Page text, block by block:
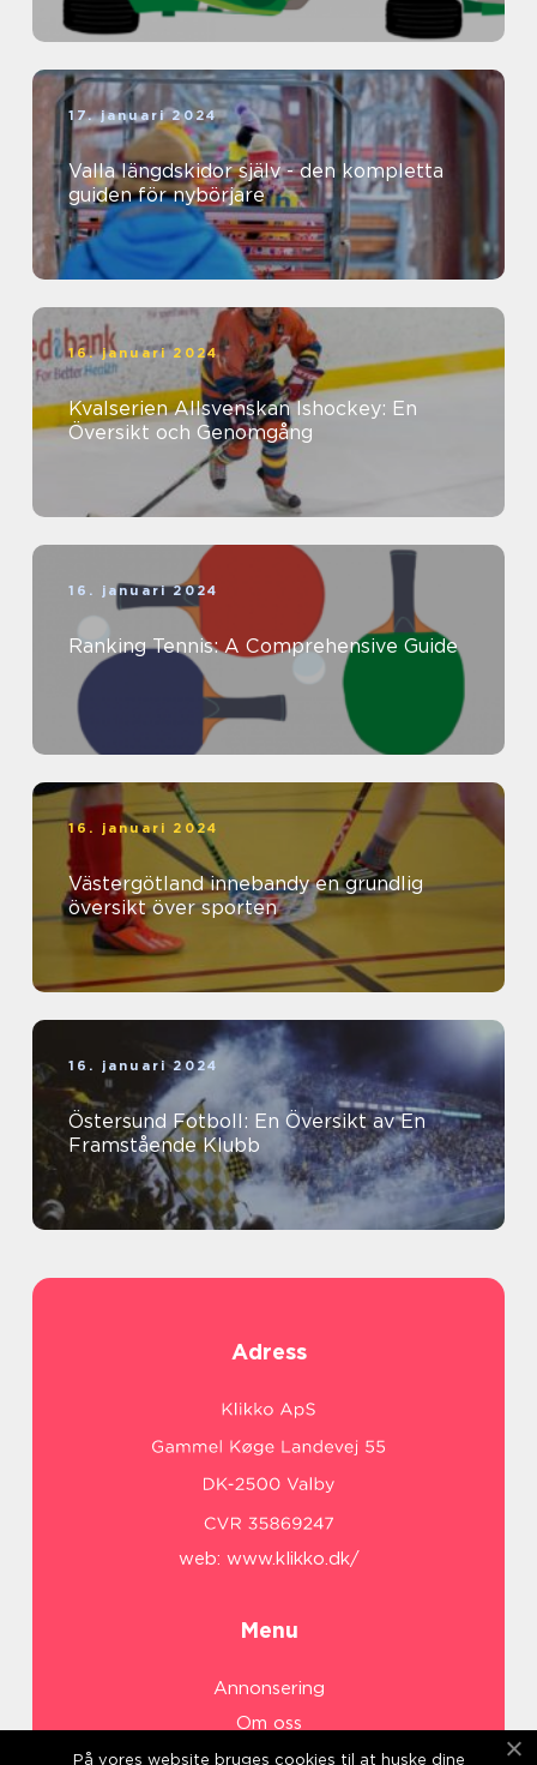
17. januari 2024
Valla längdskidor själv - den kompletta
guiden för nybörjare
16. januari 2024
Kvalserien Allsvenskan Ishockey: En
Översikt och Genomgång
16. januari 2024
Ranking Tennis: A Comprehensive Guide
16. januari 2024
Västergötland innebandy en grundlig
översikt över sporten
16. januari 2024
Östersund Fotboll: En Översikt av En
Framstående Klubb
Adress
web: www.klikko.dk/
Menu
Annonsering
Om oss
Cookies
På vores website bruges cookies til at huske dine